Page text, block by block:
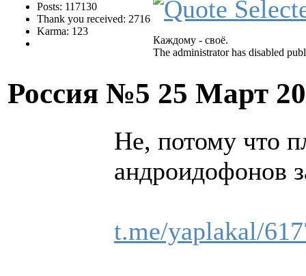
Posts: 117130
Thank you received: 2716
Karma: 123
Каждому - своё.
The administrator has disabled
Россия №5 25 Март
Не, потому что
андроидофонов
t.me/yaplakal/